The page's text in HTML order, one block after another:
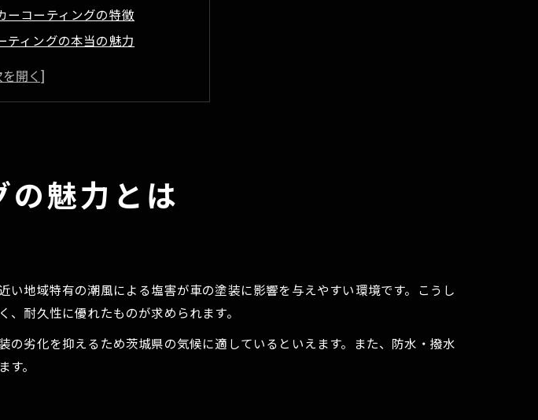
ーコーティングの特徴
ティングの本当の魅力
装のくすみを防ぐ方法
ジミを防ぐメンテナンス法
を実感するために
得られる撥水と光沢の違い
続期間と注意点
魅力とは
地域特有の潮風による塩害が車の塗装に影響を与えやすい環境です。こうし
耐久性に優れたものが求められます。
劣化を抑えるため茨城県の気候に適しているといえます。また、防水・撥水
。